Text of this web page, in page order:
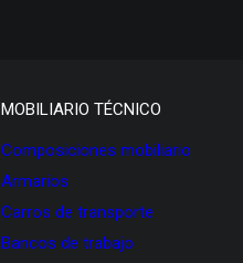
MOBILIARIO TÉCNICO
Composiciones mobiliario
Armarios
Carros de transporte
Bancos de trabajo